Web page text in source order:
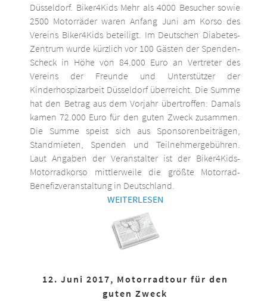
Düsseldorf. Biker4Kids Mehr als 4000 Besucher sowie
2500 Motorräder waren Anfang Juni am Korso des
Vereins Biker4Kids beteiligt. Im Deutschen Diabetes-
Zentrum wurde kürzlich vor 100 Gästen der Spenden-
Scheck in Höhe von 84.000 Euro an Vertreter des
Vereins der Freunde und Unterstützer der
Kinderhospizarbeit Düsseldorf überreicht. Die Summe
hat den Betrag aus dem Vorjahr übertroffen: Damals
kamen 72.000 Euro für den guten Zweck zusammen.
Die Summe speist sich aus Sponsorenbeiträgen,
Standmieten, Spenden und Teilnehmergebühren.
Laut Angaben der Veranstalter ist der Biker4Kids-
Motorradkorso mittlerweile die größte Motorrad-
Benefizveranstaltung in Deutschland.
WEITERLESEN
12. Juni 2017, Motorradtour für den
guten Zweck